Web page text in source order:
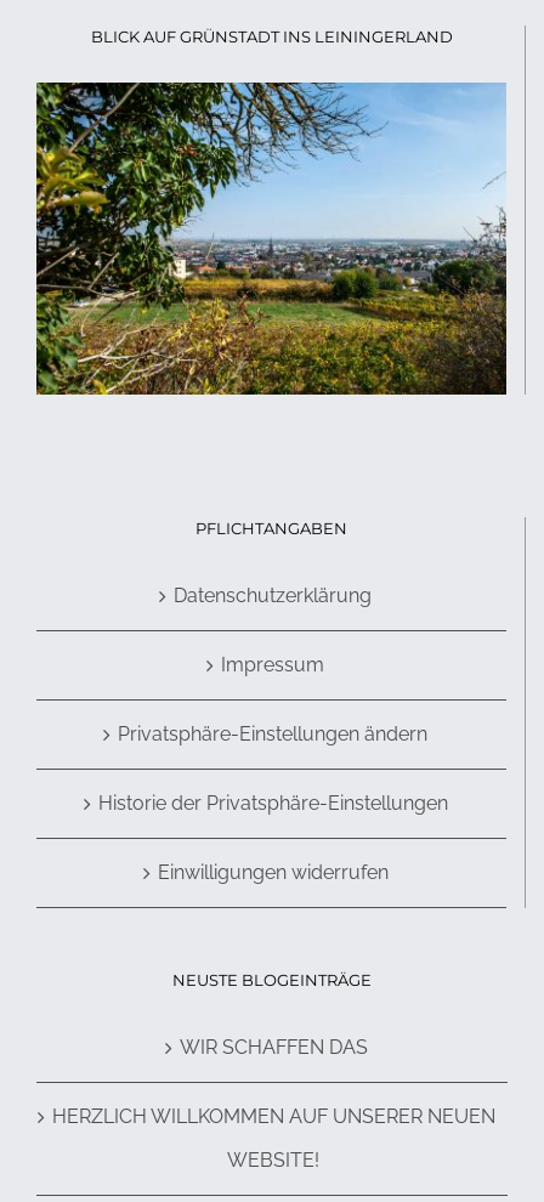
BLICK AUF GRÜNSTADT INS LEININGERLAND
PFLICHTANGABEN
Datenschutzerklärung
Impressum
Privatsphäre-Einstellungen ändern
Historie der Privatsphäre-Einstellungen
Einwilligungen widerrufen
NEUSTE BLOGEINTRÄGE
WIR SCHAFFEN DAS
HERZLICH WILLKOMMEN AUF UNSERER NEUEN
WEBSITE!